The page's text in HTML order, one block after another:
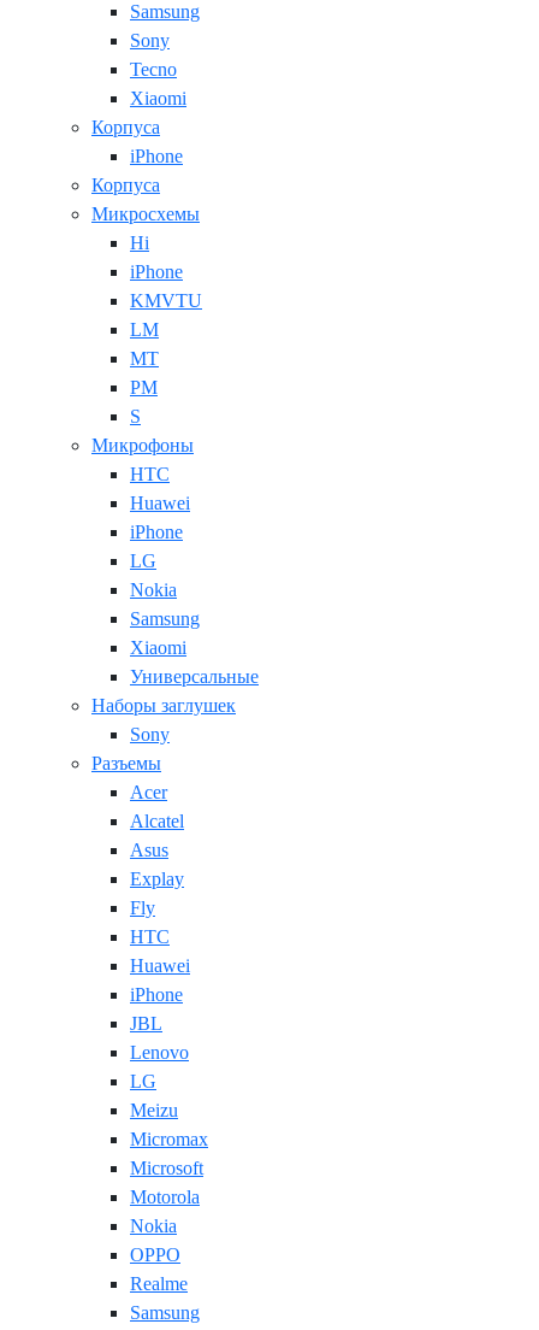
Samsung
Sony
Tecno
Xiaomi
Корпуса
iPhone
Корпуса
Микросхемы
Hi
iPhone
KMVTU
LM
MT
PM
S
Микрофоны
HTC
Huawei
iPhone
LG
Nokia
Samsung
Xiaomi
Универсальные
Наборы заглушек
Sony
Разъемы
Acer
Alcatel
Asus
Explay
Fly
HTC
Huawei
iPhone
JBL
Lenovo
LG
Meizu
Micromax
Microsoft
Motorola
Nokia
OPPO
Realme
Samsung